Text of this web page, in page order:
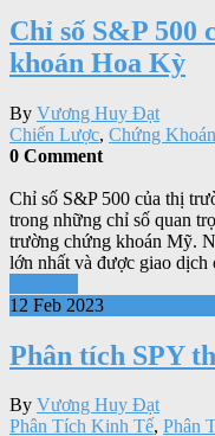
Chỉ số S&P 500
khoán Hoa Kỳ
By Vương Huy Đạt
Chiến Lược, Chứng Khoán
0 Comment
Chỉ số S&P 500 của thị
trong những chỉ số quan
trường chứng khoán Mỹ.
lớn nhất và được giao
12 Feb 2023
Phân tích SPY
By Vương Huy Đạt
Phân Tích Kinh Tế, Phân